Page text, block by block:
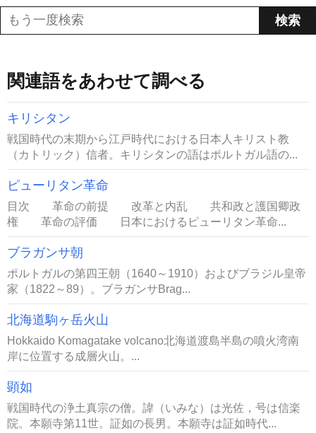
関連語をあわせて調べる
キリシタン
戦国時代の末期から江戸時代における日本人キリスト教
（カトリック）信者。キリシタンの語はポルトガル語の...
ピューリタン革命
目次 革命の前提 改革と内乱 共和政と護国卿政
権 革命の評価 日本におけるピューリタン革命...
ブラガンサ朝
ポルトガルの第四王朝（1640～1910）およびブラジル皇帝
家（1822～89）。ブラガンサBrag...
北海道駒ヶ岳火山
Hokkaido Komagatake volcano北海道渡島半島の噴火湾南
岸に位置する成層火山。...
顕如
戦国時代の浄土真宗の僧。諱（いみな）は光佐，号は信楽
院。本願寺第11世。証如の長男。本願寺は証如時代...